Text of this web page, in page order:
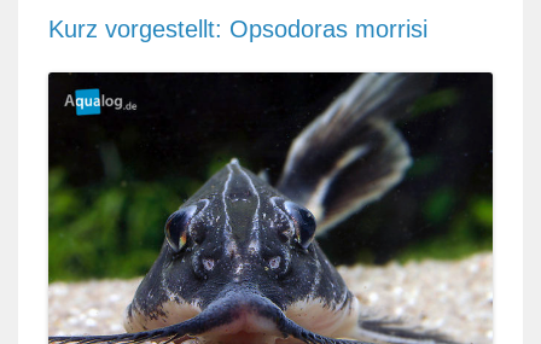
Kurz vorgestellt: Opsodoras morrisi